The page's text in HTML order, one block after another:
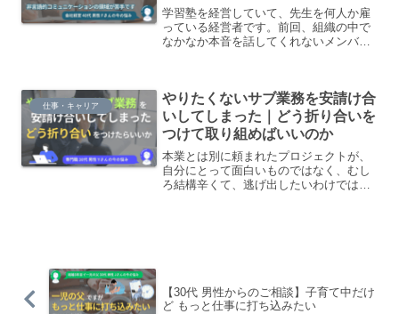
苦手です
学習塾を経営していて、先生を何人か雇
っている経営者です。前回、組織の中で
なかなか本音を話してくれないメンバー
を伝えていきたいという話になりました
が、感情や気持ちを伝えることに、苦手
意識があり、ちゃんとできるか不安で
す。
仕事・キャリア
やりたくないサブ業務を安請け合
いしてしまった｜どう折り合いを
つけて取り組めばいいのか
本業とは別に頼まれたプロジェクトが、
自分にとって面白いものではなく、むし
ろ結構辛くて、逃げ出したいわけではな
【30代 男性からのご相談】子育て中だけ
ど もっと仕事に打ち込みたい